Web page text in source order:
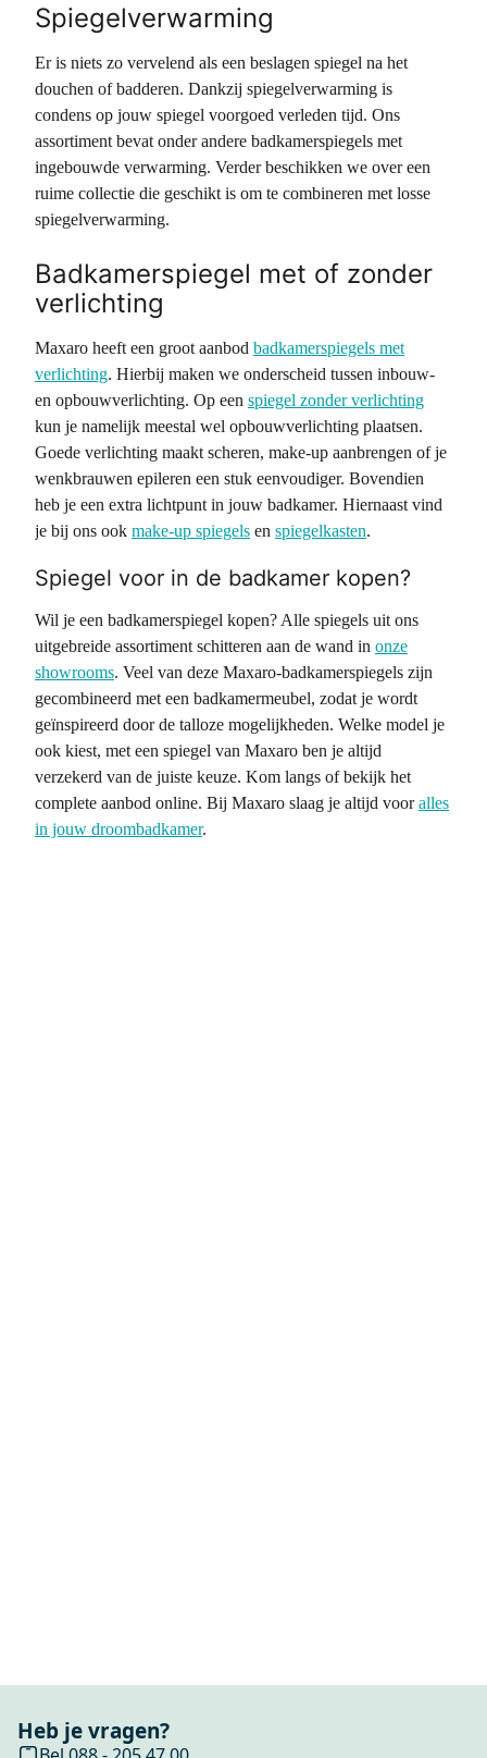
Spiegelverwarming
Er is niets zo vervelend als een beslagen spiegel na het
douchen of badderen. Dankzij spiegelverwarming is
condens op jouw spiegel voorgoed verleden tijd. Ons
assortiment bevat onder andere badkamerspiegels met
ingebouwde verwarming. Verder beschikken we over een
ruime collectie die geschikt is om te combineren met losse
spiegelverwarming.
Badkamerspiegel met of zonder
verlichting
Maxaro heeft een groot aanbod badkamerspiegels met
verlichting. Hierbij maken we onderscheid tussen inbouw-
en opbouwverlichting. Op een spiegel zonder verlichting
kun je namelijk meestal wel opbouwverlichting plaatsen.
Goede verlichting maakt scheren, make-up aanbrengen of je
wenkbrauwen epileren een stuk eenvoudiger. Bovendien
heb je een extra lichtpunt in jouw badkamer. Hiernaast vind
je bij ons ook make-up spiegels en spiegelkasten.
Spiegel voor in de badkamer kopen?
Wil je een badkamerspiegel kopen? Alle spiegels uit ons
uitgebreide assortiment schitteren aan de wand in onze
showrooms. Veel van deze Maxaro-badkamerspiegels zijn
gecombineerd met een badkamermeubel, zodat je wordt
geïnspireerd door de talloze mogelijkheden. Welke model je
ook kiest, met een spiegel van Maxaro ben je altijd
verzekerd van de juiste keuze. Kom langs of bekijk het
complete aanbod online. Bij Maxaro slaag je altijd vooralles
in jouw droombadkamer.
Heb je vragen?